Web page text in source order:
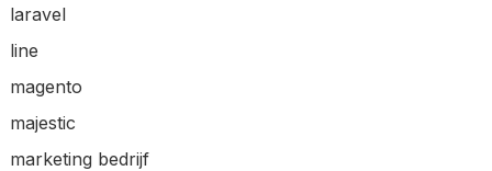
laravel
line
magento
majestic
marketing bedrijf